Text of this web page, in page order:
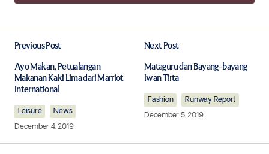
Add a comment
Required fields are marked*
Previous Post
Ayo Makan, Petualangan
Makanan Kaki Lima dari Marriot
International
Leisure
News
December 4, 2019
Next Post
Mataguru dan Bayang-bayang
Iwan Tirta
Fashion
Runway Report
December 5, 2019